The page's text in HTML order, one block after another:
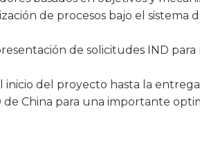
de procesos bajo el sistema
de solicitudes IND
del proyecto hasta la
China para una importante